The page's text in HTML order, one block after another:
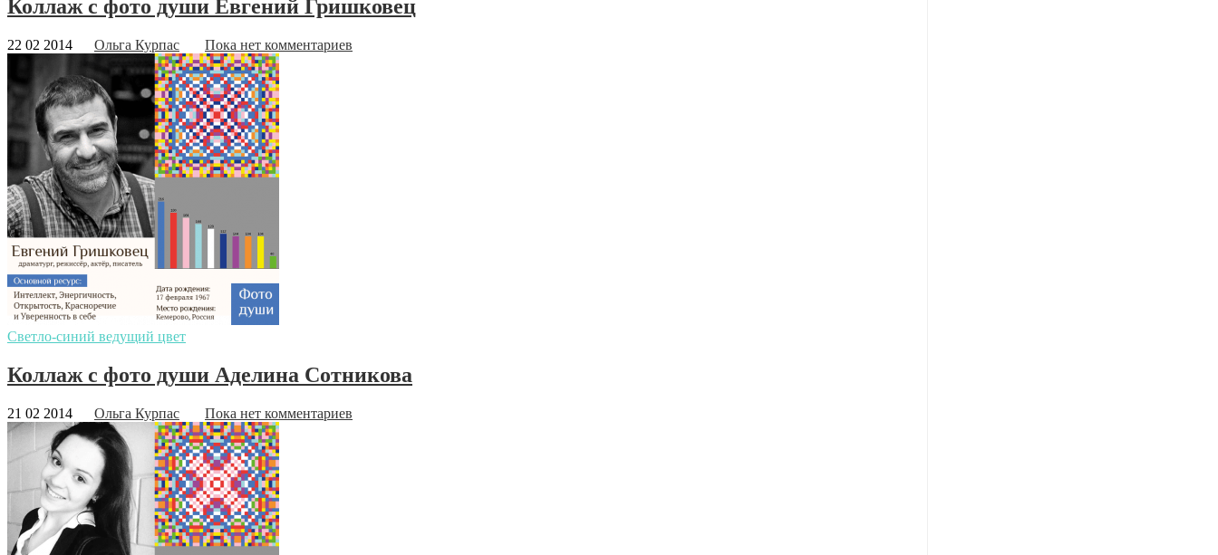
Коллаж с фото души Евгений Гришковец
22 02 2014 Ольга Курпас Пока нет комментариев
Светло-синий ведущий цвет
Коллаж с фото души Аделина Сотникова
21 02 2014 Ольга Курпас Пока нет комментариев